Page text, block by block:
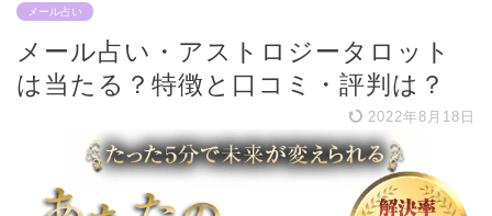
メール占い
メール占い・アストロジータロット
は当たる？特徴と口コミ・評判は？
2022年8月18日